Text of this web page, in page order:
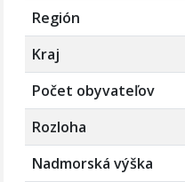
Región
Kraj
Počet obyvateľov
Rozloha
Nadmorská výška